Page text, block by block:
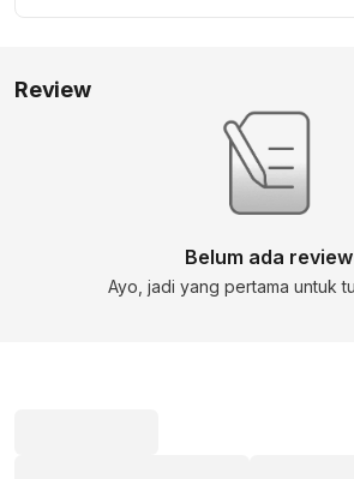
Review
Belum ada review
Ayo, jadi yang pertama untuk